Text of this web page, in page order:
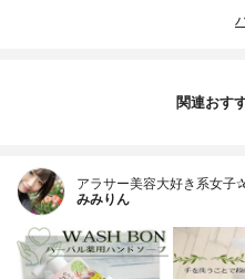
関連おす
アラサー美容大好き系女子
みみりん